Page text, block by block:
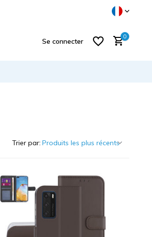
Utilisez les flèches haut et bas pour
Se connecter
0
Trier par: